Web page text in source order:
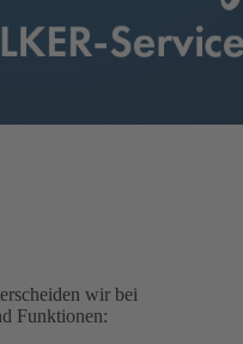
wir bei
Funktionen: